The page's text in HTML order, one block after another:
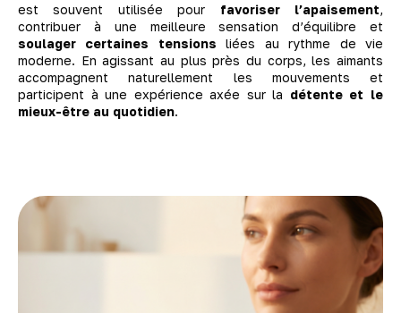
est souvent utilisée pour favoriser l’apaisement,
contribuer à une meilleure sensation d’équilibre et
soulager certaines tensions liées au rythme de vie
moderne. En agissant au plus près du corps, les aimants
accompagnent naturellement les mouvements et
participent à une expérience axée sur la détente et le
mieux-être au quotidien.